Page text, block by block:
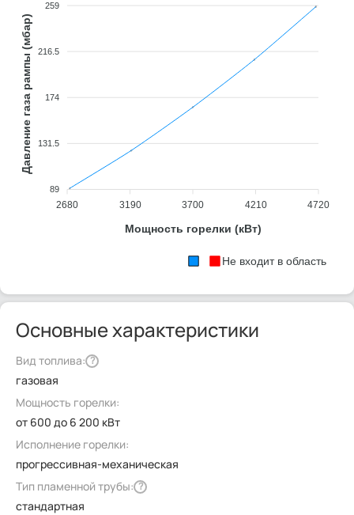
259
216.5
174
131.5
89
Давление газа рампы (мбар)
2680 3190 3700 4210 4720
Мощность горелки (кВт)
Не входит в область
Основные характеристики
Вид топлива: ?
газовая
Мощность горелки:
от 600 до 6 200 кВт
Исполнение горелки:
прогрессивная-механическая
Тип пламенной трубы: ?
стандартная